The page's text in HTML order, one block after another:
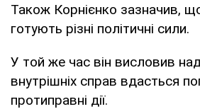
Також Корнієнко зазначив,
готують різні політичні сили.
У той же час він висловив
внутрішніх справ вдасться
протиправні дії.